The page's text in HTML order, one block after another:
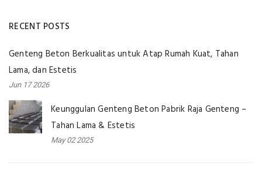
RECENT POSTS
Genteng Beton Berkualitas untuk Atap Rumah Kuat, Tahan
Lama, dan Estetis
Jun 17 2026
Keunggulan Genteng Beton Pabrik Raja Genteng –
Tahan Lama & Estetis
May 02 2025